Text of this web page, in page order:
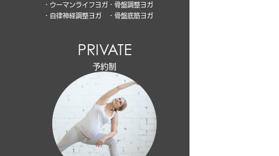
・ウーマンライフヨガ
・自律神経調整ヨガ
・骨盤調整ヨガ
・骨盤底筋ヨガ
PRIVATE
予約制